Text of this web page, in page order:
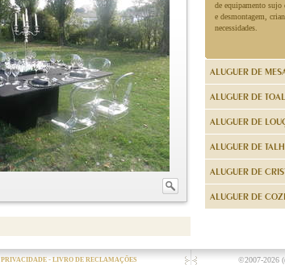
de equipamento sujo
e desmontagem,
necessidades.
ALUGUER DE
ALUGUER DE
ALUGUER DE
ALUGUER DE
ALUGUER DE
ALUGUER DE
PRIVACIDADE - LIVRO DE RECLAMAÇÕES ©2007-2026